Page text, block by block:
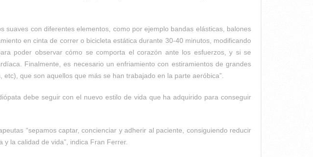
con diferentes elementos, como por ejemplo bandas elásticas, balones
en cinta de correr o bicicleta estática durante 30-40 minutos, modificando
poder observar cómo se comporta el corazón ante los esfuerzos, y si se
Finalmente, es necesario un enfriamiento con estiramientos de grandes
que son aquellos que más se han trabajado en la parte aeróbica”.
debe seguir con el nuevo estilo de vida que ha adquirido para conseguir
“sepamos captar, concienciar y adherir al paciente, consiguiendo reducir
la calidad de vida”, indica Fran Ferrer.